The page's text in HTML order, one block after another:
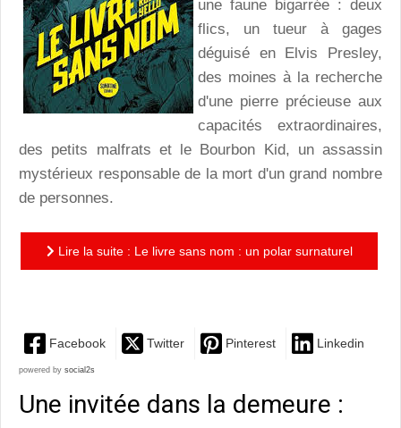
une faune bigarrée : deux
flics, un tueur à gages
déguisé en Elvis Presley,
des moines à la recherche
d'une pierre précieuse aux
capacités extraordinaires,
des petits malfrats et le Bourbon Kid, un assassin
mystérieux responsable de la mort d'un grand nombre
de personnes.
Lire la suite : Le livre sans nom : un polar surnaturel
Facebook Twitter Pinterest Linkedin
powered by social2s
Une invitée dans la demeure :